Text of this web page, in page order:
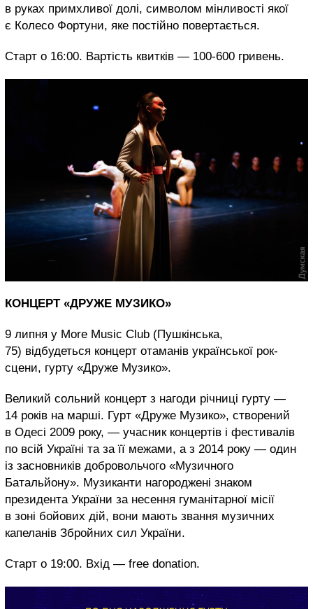
в руках примхливої долі, символом мінливості якої
є Колесо Фортуни, яке постійно повертається.
Старт о 16:00. Вартість квитків — 100-600 гривень.
КОНЦЕРТ «ДРУЖЕ МУЗИКО»
9 липня у More Music Club (Пушкінська,
75) відбудеться концерт отаманів української рок-
сцени, гурту «Друже Музико».
Великий сольний концерт з нагоди річниці гурту —
14 років на марші. Гурт «Друже Музико», створений
в Одесі 2009 року, — учасник концертів і фестивалів
по всій Україні та за її межами, а з 2014 року — один
із засновників добровольчого «Музичного
Батальйону». Музиканти нагороджені знаком
президента України за несення гуманітарної місії
в зоні бойових дій, вони мають звання музичних
капеланів Збройних сил України.
Старт о 19:00. Вхід — free donation.